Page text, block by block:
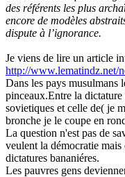
des référents les plus
encore de modèles
dispute à l’ignorance.
Je viens de lire un article
http://www.lematindz.net/
Dans les pays musulmans
pinceaux.Entre la
sovietiques et celle de( je
bronche je le coupe en
La question n'est pas de
veulent la démocratie mais
dictatures bananiéres.
Les pauvres gens